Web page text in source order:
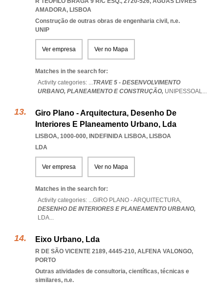
AMADORA, LISBOA
Construção de outras obras de engenharia civil, n.e.
UNIP
Ver empresa Ver no Mapa
Matches in the search for:
Activity categories: ...TRAVE 5 - DESENVOLVIMENTO
URBANO, PLANEAMENTO E CONSTRUÇÃO, UNIPESSOAL...
Giro Plano - Arquitectura, Desenho De
Interiores E Planeamento Urbano, Lda
LISBOA, 1000-000, INDEFINIDA LISBOA, LISBOA
LDA
Ver empresa Ver no Mapa
Matches in the search for:
Activity categories: ...GIRO PLANO - ARQUITECTURA,
DESENHO DE INTERIORES E PLANEAMENTO URBANO,
LDA...
Eixo Urbano, Lda
R DE SÃO VICENTE 2189, 4445-210, ALFENA VALONGO,
PORTO
Outras atividades de consultoria, científicas, técnicas e
similares, n.e.